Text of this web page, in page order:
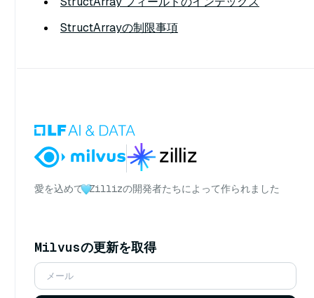
StructArrayの制限事項
愛を込めて Zillizの開発者たちによって作られました
Milvusの更新を取得